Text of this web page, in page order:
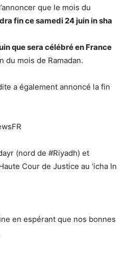
que le mois du
fin ce samedi 24 juin in sha
que sera célébré en France
du mois de Ramadan.
a également annoncé la fin
(nord de #Riyadh) et
Cour de Justice au ‘icha In
en espérant que nos bonnes